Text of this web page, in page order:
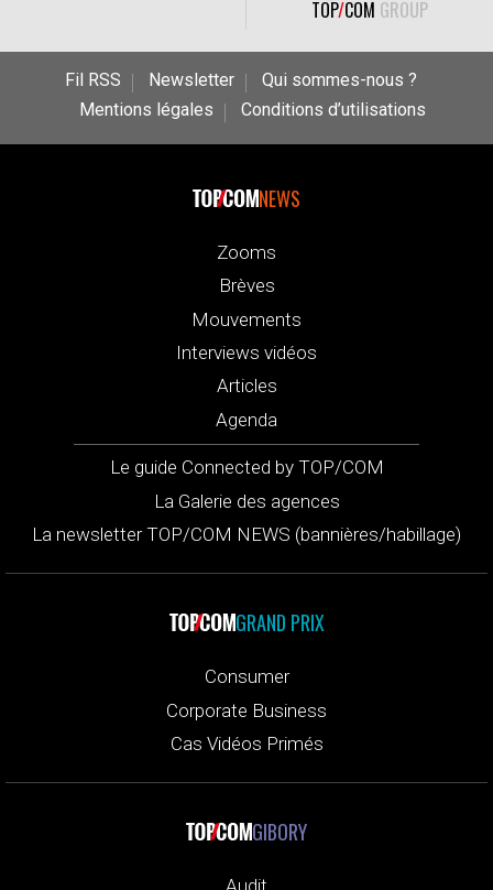
TOP/COM GROUP
Fil RSS Newsletter
Qui sommes-nous ?
Mentions légales
Conditions d’utilisations
NEWS
Zooms
Brèves
Mouvements
Interviews vidéos
Articles
Agenda
Le guide Connected by TOP/COM
La Galerie des agences
La newsletter TOP/COM NEWS (bannières/habillage)
GRAND PRIX
Consumer
Corporate Business
Cas Vidéos Primés
GIBORY